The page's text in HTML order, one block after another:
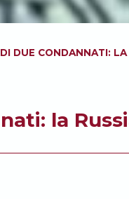
DUE CONDANNATI:
la